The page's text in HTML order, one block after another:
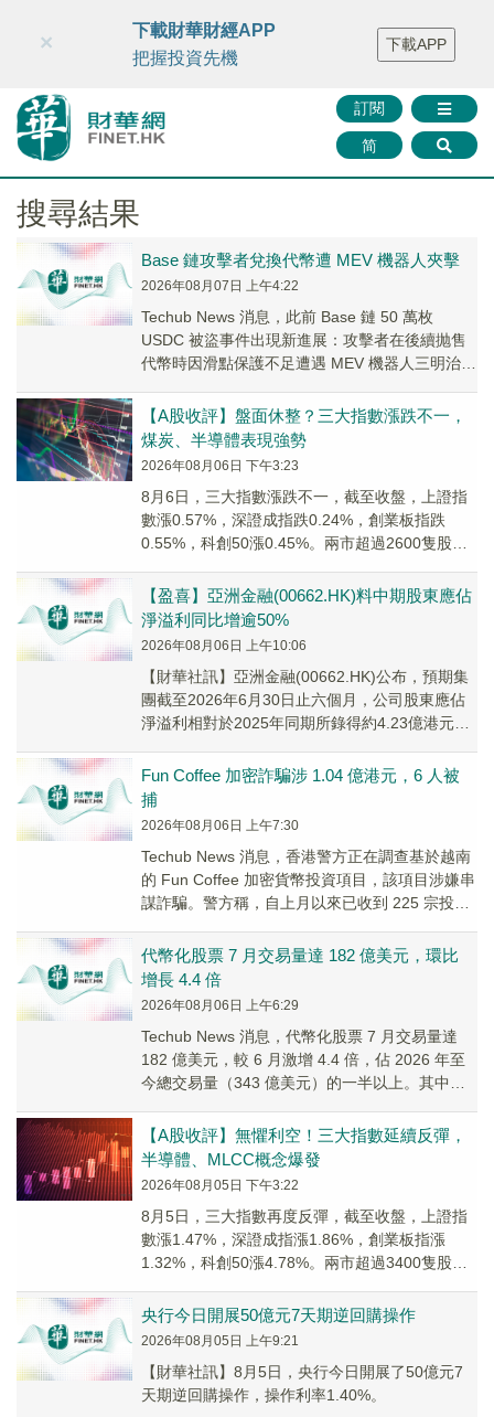
財華智庫網 FINTV FINMETA 財華證券 媒體矩陣
智庫沙龍
聯絡我們
訂閱
简
×
下載財華財經APP
把握投資先機
下載APP
搜尋結果
Base 鏈攻擊者兌換代幣遭 MEV 機器人夾擊
2026年08月07日 上午4:22
Techub News 消息，此前 Base 鏈 50 萬枚
USDC 被盜事件出現新進展：攻擊者在後續抛售
代幣時因滑點保護不足遭遇 MEV 機器人三明治夾
【A股收評】盤面休整？三大指數漲跌不一，
煤炭、半導體表現強勢
2026年08月06日 下午3:23
8月6日，三大指數漲跌不一，截至收盤，上證指
數漲0.57%，深證成指跌0.24%，創業板指跌
0.55%，科創50漲0.45%。兩市超過2600隻股票
【盈喜】亞洲金融(00662.HK)料中期股東應佔
淨溢利同比增逾50%
2026年08月06日 上午10:06
【財華社訊】亞洲金融(00662.HK)公布，預期集
團截至2026年6月30日止六個月，公司股東應佔
淨溢利相對於2025年同期所錄得約4.23億港元的
Fun Coffee 加密詐騙涉 1.04 億港元，6 人被
捕
2026年08月06日 上午7:30
Techub News 消息，香港警方正在調查基於越南
的 Fun Coffee 加密貨幣投資項目，該項目涉嫌串
謀詐騙。警方稱，自上月以來已收到 225 宗投
代幣化股票 7 月交易量達 182 億美元，環比
增長 4.4 倍
2026年08月06日 上午6:29
Techub News 消息，代幣化股票 7 月交易量達
182 億美元，較 6 月激增 4.4 倍，佔 2026 年至
今總交易量（343 億美元）的一半以上。其中去
【A股收評】無懼利空！三大指數延續反彈，
半導體、MLCC概念爆發
2026年08月05日 下午3:22
8月5日，三大指數再度反彈，截至收盤，上證指
數漲1.47%，深證成指漲1.86%，創業板指漲
1.32%，科創50漲4.78%。兩市超過3400隻股票
央行今日開展50億元7天期逆回購操作
2026年08月05日 上午9:21
【財華社訊】8月5日，央行今日開展了50億元7
天期逆回購操作，操作利率1.40%。